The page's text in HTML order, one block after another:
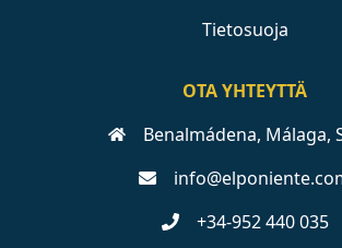
Tietosuoja
OTA YHTEYTTÄ
Benalmádena, Málaga,
+34-952 440 035